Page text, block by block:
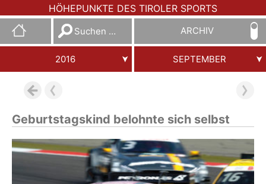
HÖHEPUNKTE DES TIROLER SPORTS
Suchen
nach:
ARCHIV
2016 SEPTEMBER
Geburtstagskind belohnte sich selbst